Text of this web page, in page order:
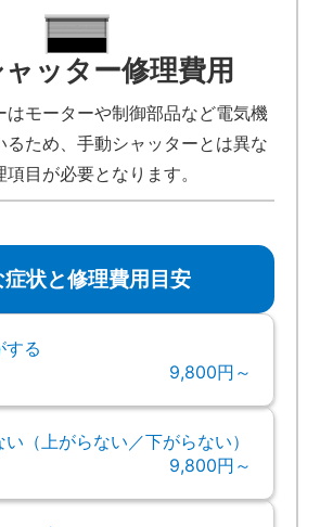
ッター修理費用
はモーターや制御部品など電気機
るため、手動シャッターとは異な
項目が必要となります。
症状と修理費用目安
する
9,800円～
（上がらない／下がらない）
9,800円～